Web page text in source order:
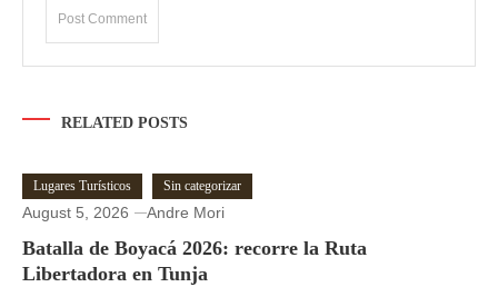
RELATED POSTS
Lugares Turísticos Sin categorizar
August 5, 2026 Andre Mori
Batalla de Boyacá 2026: recorre la Ruta
Libertadora en Tunja